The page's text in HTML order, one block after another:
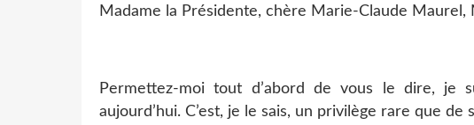
Madame la Présidente, chère Marie-Claude
Permettez-moi tout d’abord de vous le dire, je
aujourd’hui. C’est, je le sais, un privilège rare que